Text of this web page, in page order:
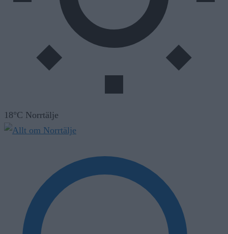
18°C Norrtälje